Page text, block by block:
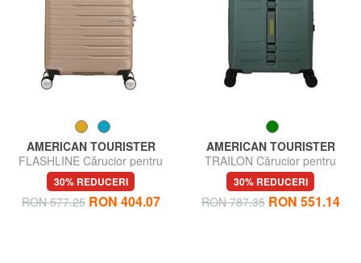
AMERICAN TOURISTER
FLASHLINE Cărucior pentru
bagaje de mână
30% REDUCERI
RON 577.25 RON 404.07
AMERICAN TOURISTER
TRAILON Cărucior pentru
bagaje de mână
30% REDUCERI
RON 787.35 RON 551.14